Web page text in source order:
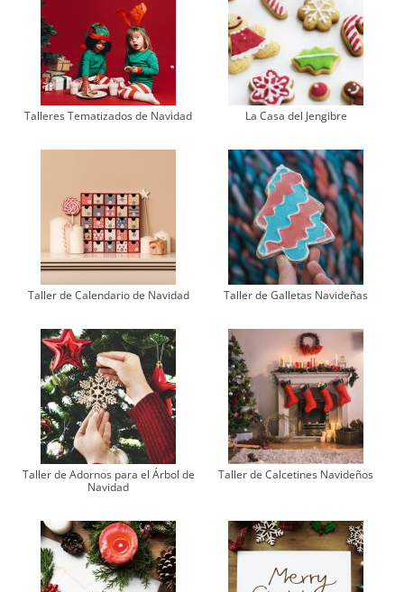
Talleres Tematizados de Navidad La Casa del Jengibre
Taller de Calendario de Navidad Taller de Galletas Navideñas
Taller de Adornos para el Árbol de
Navidad
Taller de Calcetines Navideños